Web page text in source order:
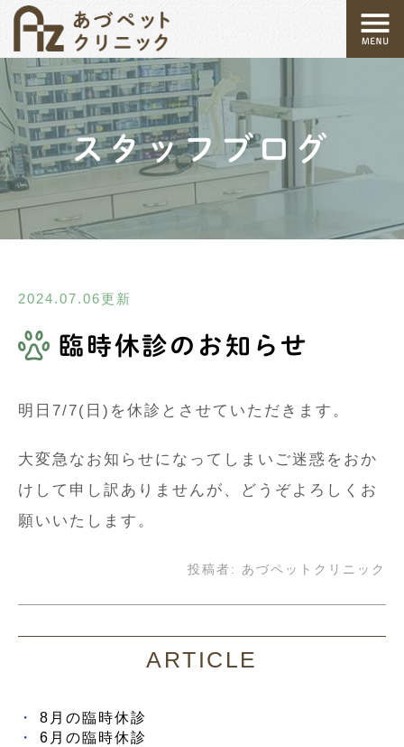
スタッフブログ
2024.07.06更新
臨時休診のお知らせ
明日7/7(日)を休診とさせていただきます。
大変急なお知らせになってしまいご迷惑をおか
けして申し訳ありませんが、どうぞよろしくお
願いいたします。
投稿者: あづペットクリニック
ARTICLE
8月の臨時休診
6月の臨時休診